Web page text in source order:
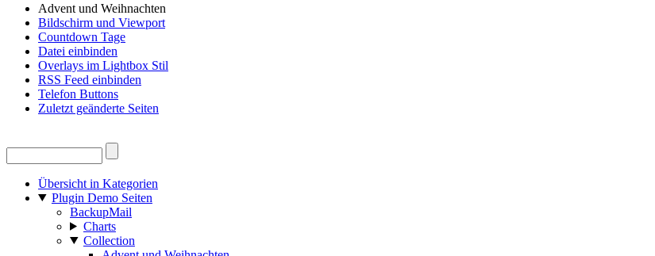
Advent und Weihnachten
Bildschirm und Viewport
Countdown Tage
Datei einbinden
Overlays im Lightbox Stil
RSS Feed einbinden
Telefon Buttons
Zuletzt geänderte Seiten
Übersicht in Kategorien
Plugin Demo Seiten
BackupMail
Charts
Collection